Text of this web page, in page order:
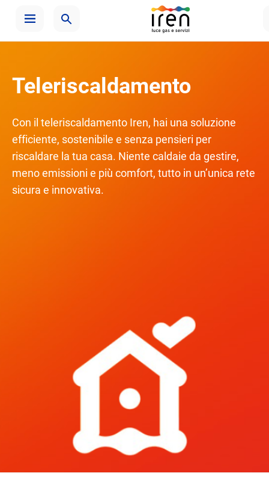
Teleriscaldamento
Con il teleriscaldamento Iren, hai una soluzione
efficiente, sostenibile e senza pensieri per
riscaldare la tua casa. Niente caldaie da gestire,
meno emissioni e più comfort, tutto in un’unica rete
sicura e innovativa.